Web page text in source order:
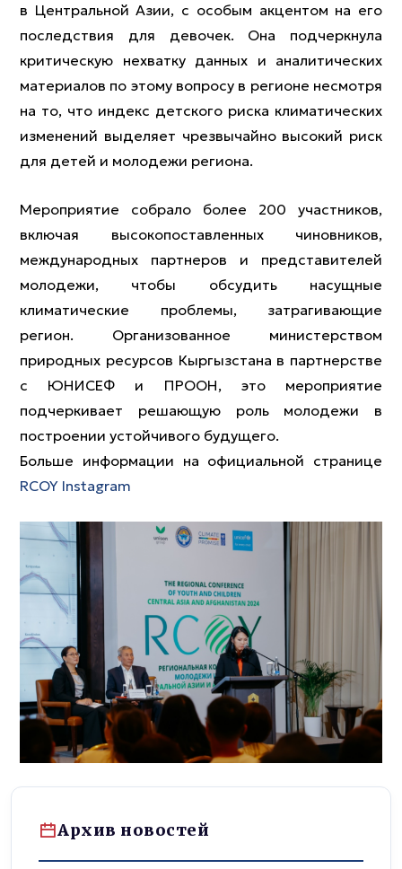
в Центральной Азии, с особым акцентом на его
последствия для девочек. Она подчеркнула
критическую нехватку данных и аналитических
материалов по этому вопросу в регионе несмотря
на то, что индекс детского риска климатических
изменений выделяет чрезвычайно высокий риск
для детей и молодежи региона.
Мероприятие собрало более 200 участников,
включая высокопоставленных чиновников,
международных партнеров и представителей
молодежи, чтобы обсудить насущные
климатические проблемы, затрагивающие
регион. Организованное министерством
природных ресурсов Кыргызстана в партнерстве
с ЮНИСЕФ и ПРООН, это мероприятие
подчеркивает решающую роль молодежи в
построении устойчивого будущего.
Больше информации на официальной странице
RCOY Instagram
Архив новостей